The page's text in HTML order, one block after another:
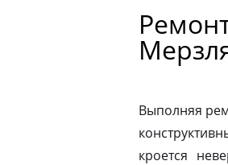
Выполняя
кроется